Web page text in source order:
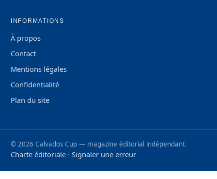
INFORMATIONS
À propos
Contact
Mentions légales
Confidentialité
Plan du site
© 2026 Calvados Cup — magazine éditorial indépendant.
Charte éditoriale · Signaler une erreur